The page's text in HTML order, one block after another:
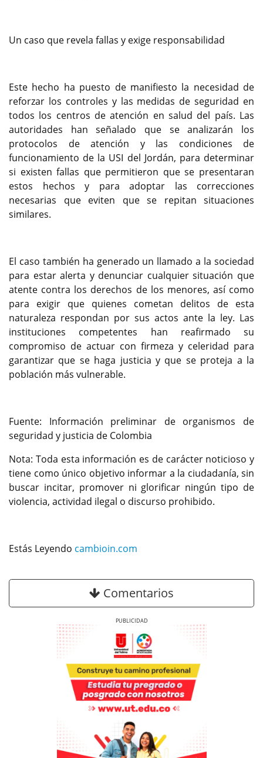
Un caso que revela fallas y exige responsabilidad
Este hecho ha puesto de manifiesto la necesidad de
reforzar los controles y las medidas de seguridad en
todos los centros de atención en salud del país. Las
autoridades han señalado que se analizarán los
protocolos de atención y las condiciones de
funcionamiento de la USI del Jordán, para determinar
si existen fallas que permitieron que se presentaran
estos hechos y para adoptar las correcciones
necesarias que eviten que se repitan situaciones
similares.
El caso también ha generado un llamado a la sociedad
para estar alerta y denunciar cualquier situación que
atente contra los derechos de los menores, así como
para exigir que quienes cometan delitos de esta
naturaleza respondan por sus actos ante la ley. Las
instituciones competentes han reafirmado su
compromiso de actuar con firmeza y celeridad para
garantizar que se haga justicia y que se proteja a la
población más vulnerable.
Fuente: Información preliminar de organismos de
seguridad y justicia de Colombia
Nota: Toda esta información es de carácter noticioso y
tiene como único objetivo informar a la ciudadanía, sin
buscar incitar, promover ni glorificar ningún tipo de
violencia, actividad ilegal o discurso prohibido.
Estás Leyendo cambioin.com
Comentarios